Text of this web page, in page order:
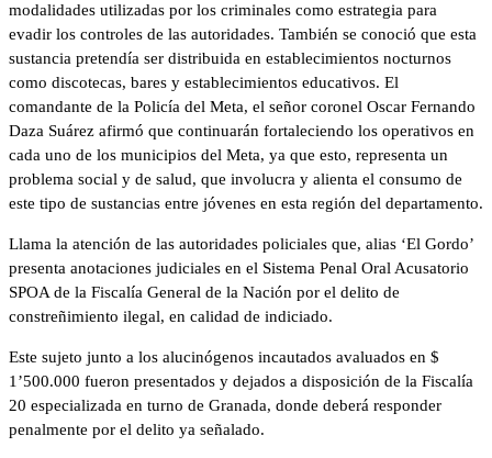
modalidades utilizadas por los criminales como estrategia para
evadir los controles de las autoridades. También se conoció que esta
sustancia pretendía ser distribuida en establecimientos nocturnos
como discotecas, bares y establecimientos educativos. El
comandante de la Policía del Meta, el señor coronel Oscar Fernando
Daza Suárez afirmó que continuarán fortaleciendo los operativos en
cada uno de los municipios del Meta, ya que esto, representa un
problema social y de salud, que involucra y alienta el consumo de
este tipo de sustancias entre jóvenes en esta región del departamento.
Llama la atención de las autoridades policiales que, alias ‘El Gordo’
presenta anotaciones judiciales en el Sistema Penal Oral Acusatorio
SPOA de la Fiscalía General de la Nación por el delito de
constreñimiento ilegal, en calidad de indiciado.
Este sujeto junto a los alucinógenos incautados avaluados en $
1’500.000 fueron presentados y dejados a disposición de la Fiscalía
20 especializada en turno de Granada, donde deberá responder
penalmente por el delito ya señalado.